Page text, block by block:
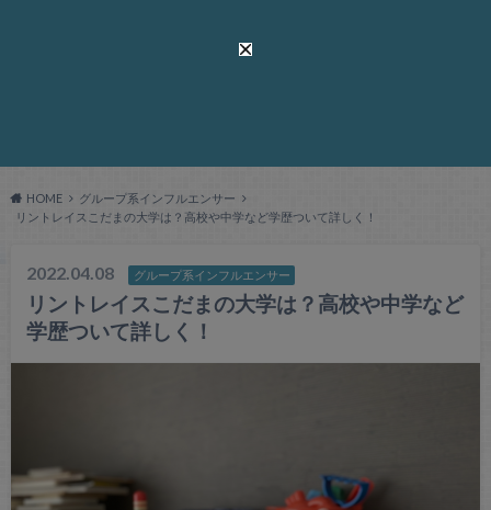
HOME
グループ系インフルエンサー
リントレイスこだまの大学は？高校や中学など学歴ついて詳しく！
2022.04.08 グループ系インフルエンサー
リントレイスこだまの大学は？高校や中学など
学歴ついて詳しく！